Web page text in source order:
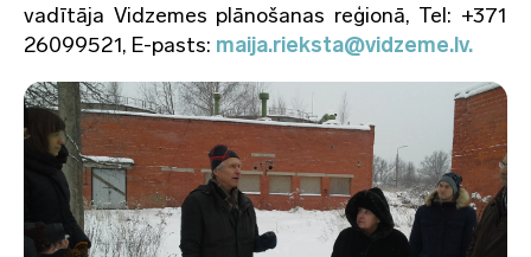
vadītāja Vidzemes plānošanas reģionā, Tel: +371
26099521, E-pasts: maija.rieksta@vidzeme.lv.